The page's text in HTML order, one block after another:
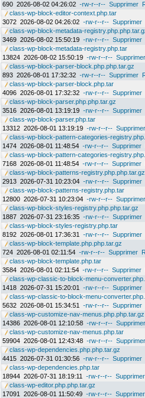
690 2026-08-02 04:26:02 -rw-r--r-- Supprimer
class-wp-block-editor-context.php.tar
3072 2026-08-02 04:26:02 -rw-r--r-- Supprimer
class-wp-block-metadata-
3469 2026-08-02 15:50:19 -rw-r--r-- Supprimer
class-wp-block-metadata-registry.php.tar
13824 2026-08-02 15:50:19 -rw-r--r-- Supprimer
class-wp-block-parser-block.php.php.tar.gz
893 2026-08-01 17:32:32 -rw-r--r-- Supprimer
class-wp-block-parser-block.php.tar
4096 2026-08-01 17:32:32 -rw-r--r-- Supprimer
class-wp-block-parser.php.php.tar.gz
3516 2026-08-01 13:19:19 -rw-r--r-- Supprimer
class-wp-block-parser.php.tar
13312 2026-08-01 13:19:19 -rw-r--r-- Supprimer
class-wp-block-pattern-categories-
1474 2026-08-01 11:48:54 -rw-r--r-- Supprimer
class-wp-block-pattern-categories-
7168 2026-08-01 11:48:54 -rw-r--r-- Supprimer
class-wp-block-patterns-registry.php.php.tar.gz
2913 2026-07-31 10:23:04 -rw-r--r-- Supprimer
class-wp-block-patterns-registry.php.tar
12800 2026-07-31 10:23:04 -rw-r--r-- Supprimer
class-wp-block-styles-registry.php.php.tar.gz
1887 2026-07-31 23:16:35 -rw-r--r-- Supprimer
class-wp-block-styles-registry.php.tar
8192 2026-08-01 17:36:31 -rw-r--r-- Supprimer
class-wp-block-template.php.php.tar.gz
724 2026-08-01 02:11:54 -rw-r--r-- Supprimer
class-wp-block-template.php.tar
3584 2026-08-01 02:11:54 -rw-r--r-- Supprimer
class-wp-classic-to-block-menu-
1418 2026-07-31 15:20:01 -rw-r--r-- Supprimer
class-wp-classic-to-block-menu-
5632 2026-08-01 15:34:51 -rw-r--r-- Supprimer
class-wp-customize-nav-menus.php.php.tar.gz
14386 2026-08-01 12:10:58 -rw-r--r-- Supprimer
class-wp-customize-nav-menus.php.tar
59904 2026-08-01 12:43:48 -rw-r--r-- Supprimer
class-wp-dependencies.php.php.tar.gz
4415 2026-07-31 01:30:56 -rw-r--r-- Supprimer
class-wp-dependencies.php.tar
18944 2026-07-31 18:19:11 -rw-r--r-- Supprimer
class-wp-editor.php.php.tar.gz
17091
2026-08-01 11:50:49 -rw-r--r-- Supprimer